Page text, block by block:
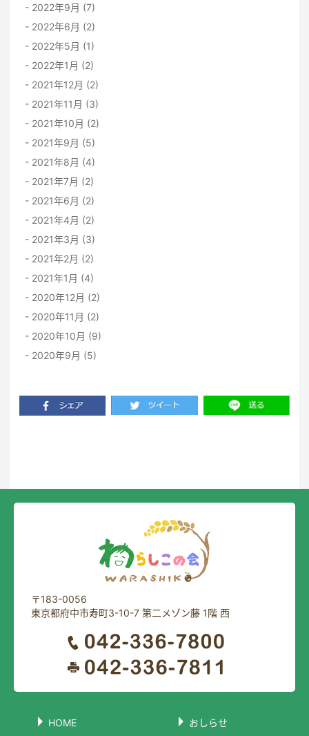
2022年9月 (7)
2022年6月 (2)
2022年5月 (1)
2022年1月 (2)
2021年12月 (2)
2021年11月 (3)
2021年10月 (2)
2021年9月 (5)
2021年8月 (4)
2021年7月 (2)
2021年6月 (2)
2021年4月 (2)
2021年3月 (3)
2021年2月 (2)
2021年1月 (4)
2020年12月 (2)
2020年11月 (2)
2020年10月 (9)
2020年9月 (5)
〒183-0056
東京都府中市寿町3-10-7 第二メゾン藤 1階 西
HOME おしらせ